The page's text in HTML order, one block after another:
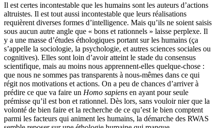
Il est certes incontestable que les humains sont les auteurs d’actions
altruistes. Il est tout aussi incontestable que leurs réalisations
requièrent diverses formes d’intelligence. Mais qu’ils ne soient saisis
sous aucun autre angle que « bons et rationnels » laisse perplexe. Il
y a une masse d’études éthologiques portant sur les humains (ça
s’appelle la sociologie, la psychologie, et autres sciences sociales ou
cognitives). Elles sont loin d’avoir atteint le stade du consensus
scientifique, mais au moins nous apprennent-elles quelque-chose :
que nous ne sommes pas transparents à nous-mêmes dans ce qui
régit nos motivations et actions. On a peu de chances d’arriver à
prédire ce que va faire un Homo sapiens en ayant pour seule
prémisse qu’il est bon et rationnel. Dès lors, sans vouloir nier que la
volonté de bien faire et la recherche de ce qu’est le bien comptent
parmi les facteurs qui animent les humains, la démarche des RWAS